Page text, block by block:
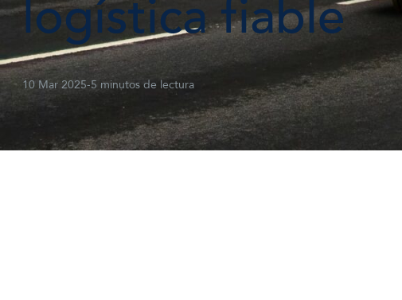
logística fiable
10 Mar 2025-5 minutos de lectura